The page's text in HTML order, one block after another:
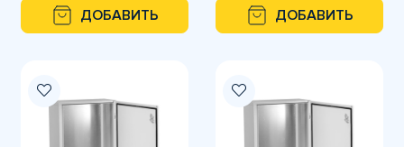
ДОБАВИТЬ
ДОБАВИТЬ